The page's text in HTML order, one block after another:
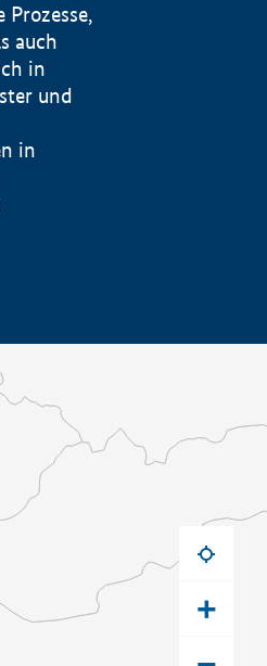
auch
in
und
in
+